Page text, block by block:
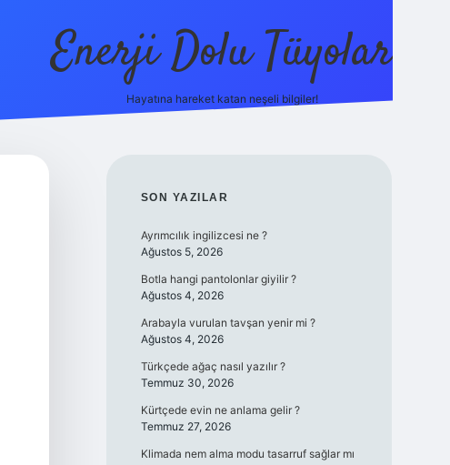
Enerji Dolu Tüyolar
Hayatına hareket katan neşeli bilgiler!
SIDEBAR
SON YAZILAR
Ayrımcılık ingilizcesi ne ?
Ağustos 5, 2026
Botla hangi pantolonlar giyilir ?
Ağustos 4, 2026
Arabayla vurulan tavşan yenir mi ?
Ağustos 4, 2026
Türkçede ağaç nasıl yazılır ?
Temmuz 30, 2026
Kürtçede evin ne anlama gelir ?
Temmuz 27, 2026
Klimada nem alma modu tasarruf sağlar mı